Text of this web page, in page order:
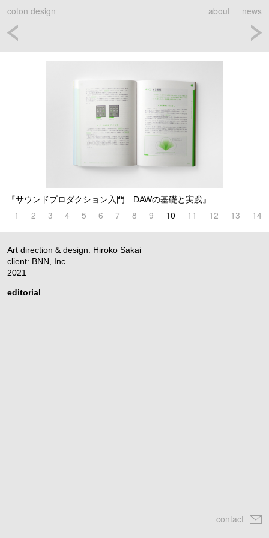
coton design news
about
『サウンドプロダクション入門 DAWの基礎と実践』
1 2 3 4 5 6 7 8 9 10 11 12 13 14
Art direction & design: Hiroko Sakai
client: BNN, Inc.
2021
editorial
contact